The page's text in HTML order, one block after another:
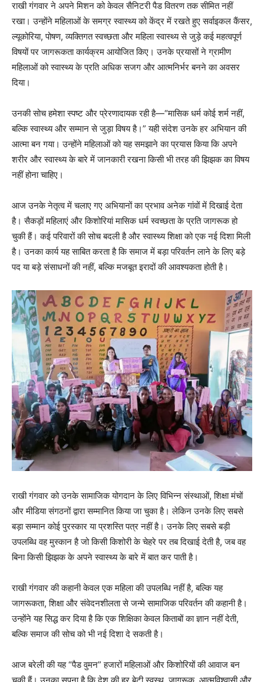
राखी गंगवार ने अपने मिशन को केवल सैनिटरी पैड वितरण तक सीमित नहीं
रखा। उन्होंने महिलाओं के समग्र स्वास्थ्य को केंद्र में रखते हुए सर्वाइकल कैंसर,
ल्यूकोरिया, पोषण, व्यक्तिगत स्वच्छता और महिला स्वास्थ्य से जुड़े कई महत्वपूर्ण
विषयों पर जागरूकता कार्यक्रम आयोजित किए। उनके प्रयासों ने ग्रामीण
महिलाओं को स्वास्थ्य के प्रति अधिक सजग और आत्मनिर्भर बनने का अवसर
दिया।
उनकी सोच हमेशा स्पष्ट और प्रेरणादायक रही है—“मासिक धर्म कोई शर्म नहीं,
बल्कि स्वास्थ्य और सम्मान से जुड़ा विषय है।” यही संदेश उनके हर अभियान की
आत्मा बन गया। उन्होंने महिलाओं को यह समझाने का प्रयास किया कि अपने
शरीर और स्वास्थ्य के बारे में जानकारी रखना किसी भी तरह की झिझक का विषय
नहीं होना चाहिए।
आज उनके नेतृत्व में चलाए गए अभियानों का प्रभाव अनेक गांवों में दिखाई देता
है। सैकड़ों महिलाएं और किशोरियां मासिक धर्म स्वच्छता के प्रति जागरूक हो
चुकी हैं। कई परिवारों की सोच बदली है और स्वास्थ्य शिक्षा को एक नई दिशा मिली
है। उनका कार्य यह साबित करता है कि समाज में बड़ा परिवर्तन लाने के लिए बड़े
पद या बड़े संसाधनों की नहीं, बल्कि मजबूत इरादों की आवश्यकता होती है।
राखी गंगवार को उनके सामाजिक योगदान के लिए विभिन्न संस्थाओं, शिक्षा मंचों
और मीडिया संगठनों द्वारा सम्मानित किया जा चुका है। लेकिन उनके लिए सबसे
बड़ा सम्मान कोई पुरस्कार या प्रशस्ति पत्र नहीं है। उनके लिए सबसे बड़ी
उपलब्धि वह मुस्कान है जो किसी किशोरी के चेहरे पर तब दिखाई देती है, जब वह
बिना किसी झिझक के अपने स्वास्थ्य के बारे में बात कर पाती है।
राखी गंगवार की कहानी केवल एक महिला की उपलब्धि नहीं है, बल्कि यह
जागरूकता, शिक्षा और संवेदनशीलता से जन्मे सामाजिक परिवर्तन की कहानी है।
उन्होंने यह सिद्ध कर दिया है कि एक शिक्षिका केवल किताबों का ज्ञान नहीं देती,
बल्कि समाज की सोच को भी नई दिशा दे सकती है।
आज बरेली की यह “पैड वुमन” हजारों महिलाओं और किशोरियों की आवाज बन